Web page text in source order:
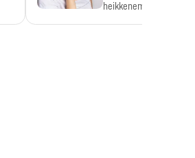
heikkenemiseen.